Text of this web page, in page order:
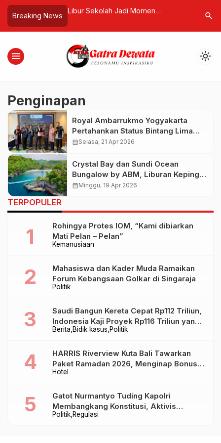
Breaking News
Sempadan
ARUN Bali Minta
Oknum Penerbit
Libur Sekolah Jadi Momen
Tawarkan Paket Staycation Ramah
Keluarga
Badung
search
menu light_mode
Penginapan
Royal Ambarrukmo Yogyakarta
Pertahankan Status Bintang Lima
Usai Lolos Audit Berkala
calendar_monthSelasa, 21 Apr 2026
Crystal Bay dan Sundi Ocean
Bungalow by ABM, Liburan Kepingan
Surga Tropis di Nusa Penida
calendar_monthMinggu, 19 Apr 2026
TERPOPULER
Kemanusiaan
Rohingya Protes IOM, “Kami dibiarkan
Mati Pelan – Pelan”
Politik
Mahasiswa dan Kader Muda Ramaikan
Forum Kebangsaan Golkar di Singaraja
Berita Bidik kasus Politik
Saudi Bangun Kereta Cepat Rp112 Triliun,
Indonesia Kaji Proyek Rp116 Triliun yang
Baru Sampai Bandung
Hotel
HARRIS Riverview Kuta Bali Tawarkan
Paket Ramadan 2026, Menginap Bonus
Takjil hingga Bukber Mulai Rp88.888
Politik Regulasi
Gatot Nurmantyo Tuding Kapolri
Membangkang Konstitusi, Aktivis
Tegaskan Polri Tak Punya Sejarah